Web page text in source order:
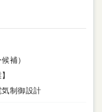
補）
制御設計